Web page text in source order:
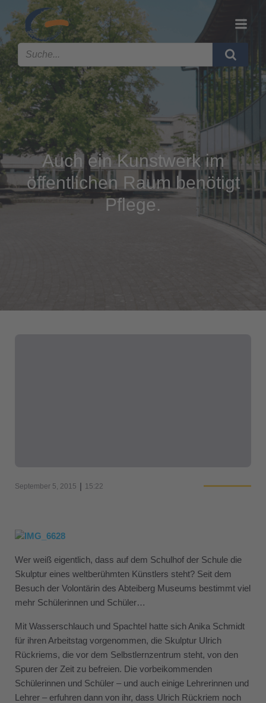
Auch ein Kunstwerk im
öffentlichen Raum benötigt
Pflege.
September 5, 2015 | 15:22
Wer weiß eigentlich, dass auf dem Schulhof der Schule die
Skulptur eines weltberühmten Künstlers steht? Seit dem
Besuch der Volontärin des Abteiberg Museums bestimmt viel
mehr Schülerinnen und Schüler…
Mit Wasserschlauch und Spachtel hatte sich Anika Schmidt
für ihren Arbeitstag vorgenommen, die Skulptur Ulrich
Rückriems, die vor dem Selbstlernzentrum steht, von den
Spuren der Zeit zu befreien. Die vorbeikommenden
Schülerinnen und Schüler – und auch einige Lehrerinnen und
Lehrer – erfuhren dann von ihr, dass Ulrich Rückriem noch